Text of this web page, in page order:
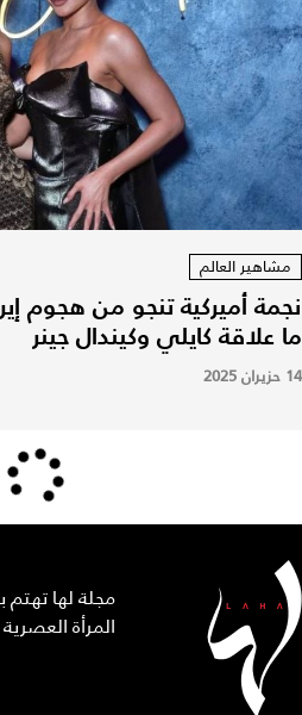
مشاهير العالم
نجمة أميركية تنجو من هجوم
ما علاقة كايلي وكيندال جينر
14 حزيران 2025
مجلة لها
المرأة